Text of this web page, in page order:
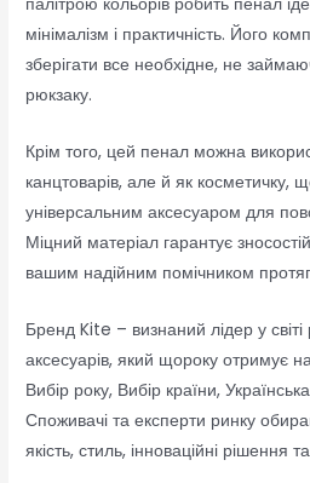
мінімалізм і практичність. Його
зберігати все необхідне, не
рюкзаку.
Крім того, цей пенал можна
канцтоварів, але й як косметичку,
універсальним аксесуаром для
Міцний матеріал гарантує
вашим надійним помічником
Бренд Kite – визнаний лідер у світі
аксесуарів, який щороку отримує
Вибір року, Вибір країни,
Споживачі та експерти ринку
якість, стиль, інноваційні рішення